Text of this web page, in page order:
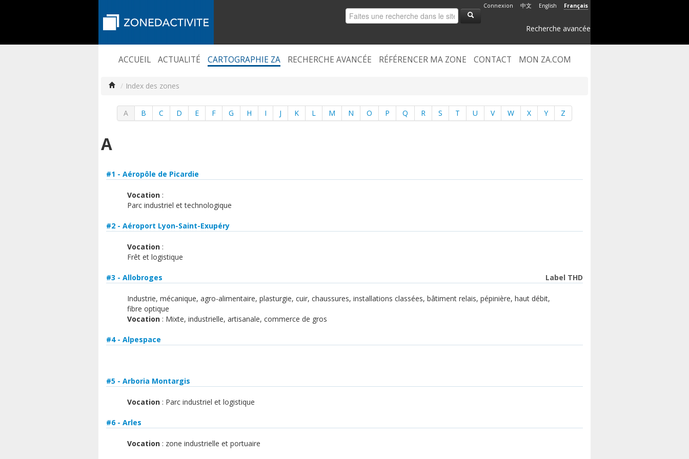
Connexion 中文 English Français
Recherche avancée
ACCUEIL ACTUALITÉ CARTOGRAPHIE ZA RECHERCHE AVANCÉE RÉFÉRENCER MA ZONE CONTACT MON ZA.COM
/ Index des zones
A B C D E F G H I J K L M N O P Q R S T U V W X Y Z
A
#1 - Aéropôle de Picardie
Vocation :
Parc industriel et technologique
#2 - Aéroport Lyon-Saint-Exupéry
Vocation :
Frêt et logistique
Label THD
#3 - Allobroges
Industrie, mécanique, agro-alimentaire, plasturgie, cuir, chaussures, installations classées, bâtiment relais, pépinière, haut débit,
fibre optique
Vocation : Mixte, industrielle, artisanale, commerce de gros
#4 - Alpespace
#5 - Arboria Montargis
Vocation : Parc industriel et logistique
#6 - Arles
Vocation : zone industrielle et portuaire